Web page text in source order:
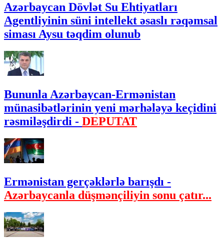
Azərbaycan Dövlət Su Ehtiyatları
Agentliyinin süni intellekt əsaslı rəqəmsal
siması Aysu təqdim olunub
Bununla Azərbaycan-Ermənistan
münasibətlərinin yeni mərhələyə keçidini
rəsmiləşdirdi - DEPUTAT
Ermənistan gerçəklərlə barışdı -
Azərbaycanla düşmənçiliyin sonu çatır...